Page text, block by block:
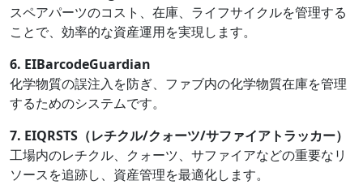
スペアパーツのコスト、在庫、ライフサイクルを管理する
ことで、効率的な資産運用を実現します。
6. EIBarcodeGuardian
化学物質の誤注入を防ぎ、ファブ内の化学物質在庫を管理
するためのシステムです。
7. EIQRSTS（レチクル/クォーツ/サファイアトラッカー）
工場内のレチクル、クォーツ、サファイアなどの重要なリ
ソースを追跡し、資産管理を最適化します。